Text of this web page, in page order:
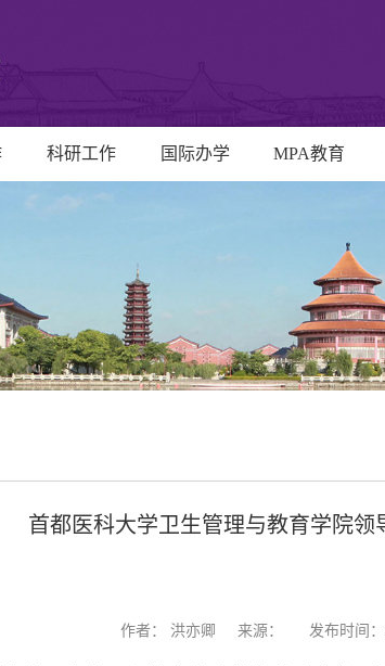
科研工作 国际办学 MPA教育
首都医科大学卫生管理与教育学院领
作者： 洪亦卿 来源： 发布时间